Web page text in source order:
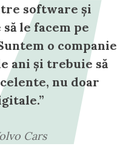
software și
le facem pe
o companie
ani și trebuie să
nu doar
Cars